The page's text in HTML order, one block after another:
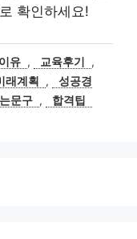
확인하세요!
유 , 교육후기
,
래계획 ,
성공경
문구 , 합격팁